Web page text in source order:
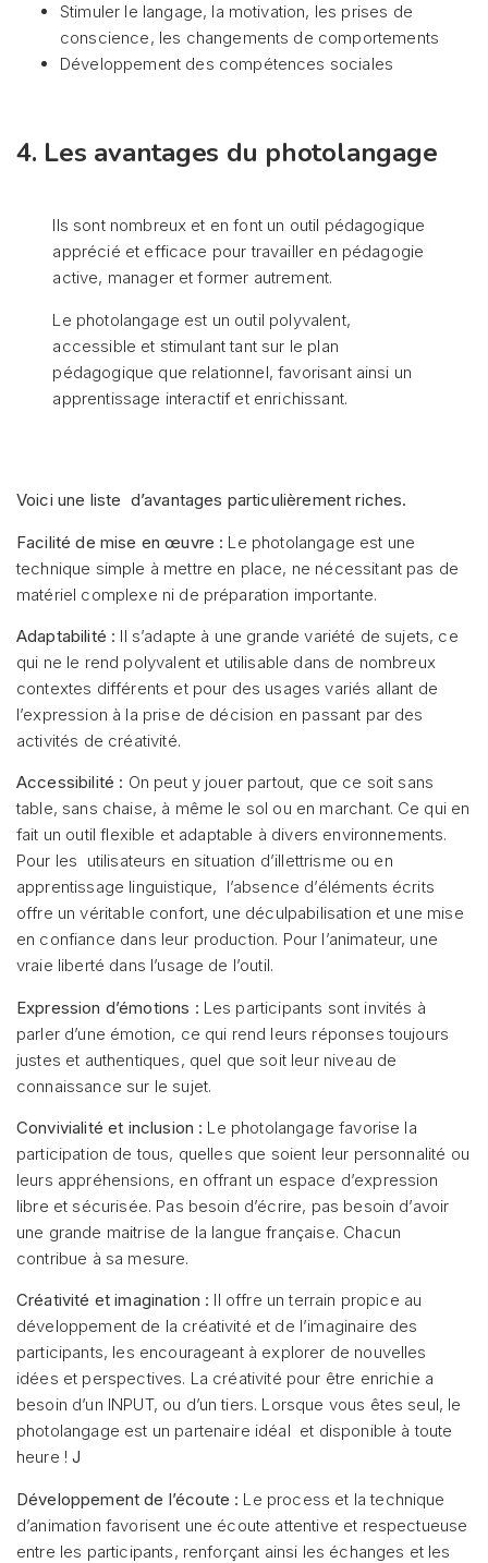
Stimuler le langage, la motivation, les prises de
conscience, les changements de comportements
Développement des compétences sociales
4. Les avantages du photolangage
Ils sont nombreux et en font un outil pédagogique
apprécié et efficace pour travailler en pédagogie
active, manager et former autrement.
Le photolangage est un outil polyvalent,
accessible et stimulant tant sur le plan
pédagogique que relationnel, favorisant ainsi un
apprentissage interactif et enrichissant.
Voici une liste d’avantages particulièrement riches.
Facilité de mise en œuvre : Le photolangage est une
technique simple à mettre en place, ne nécessitant pas de
matériel complexe ni de préparation importante.
Adaptabilité : Il s’adapte à une grande variété de sujets, ce
qui ne le rend polyvalent et utilisable dans de nombreux
contextes différents et pour des usages variés allant de
l’expression à la prise de décision en passant par des
activités de créativité.
Accessibilité : On peut y jouer partout, que ce soit sans
table, sans chaise, à même le sol ou en marchant. Ce qui en
fait un outil flexible et adaptable à divers environnements.
Pour les utilisateurs en situation d’illettrisme ou en
apprentissage linguistique, l’absence d’éléments écrits
offre un véritable confort, une déculpabilisation et une mise
en confiance dans leur production. Pour l’animateur, une
vraie liberté dans l’usage de l’outil.
Expression d’émotions : Les participants sont invités à
parler d’une émotion, ce qui rend leurs réponses toujours
justes et authentiques, quel que soit leur niveau de
connaissance sur le sujet.
Convivialité et inclusion : Le photolangage favorise la
participation de tous, quelles que soient leur personnalité ou
leurs appréhensions, en offrant un espace d’expression
libre et sécurisée. Pas besoin d’écrire, pas besoin d’avoir
une grande maitrise de la langue française. Chacun
contribue à sa mesure.
Créativité et imagination : Il offre un terrain propice au
développement de la créativité et de l’imaginaire des
participants, les encourageant à explorer de nouvelles
idées et perspectives. La créativité pour être enrichie a
besoin d’un INPUT, ou d’un tiers. Lorsque vous êtes seul, le
photolangage est un partenaire idéal et disponible à toute
heure !J
Développement de l’écoute : Le process et la technique
d’animation favorisent une écoute attentive et respectueuse
entre les participants, renforçant ainsi les échanges et les